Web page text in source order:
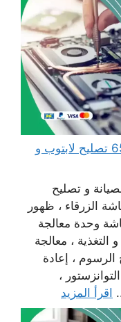
مهندس كمبيوتر الضباعية 65511033 تصليح لابتوب و
و تصليح
الزرقاء ، ظهور
وحدة معالجة
، معالجة
الرسوم ، إعادة
،
اقرأ المزيد